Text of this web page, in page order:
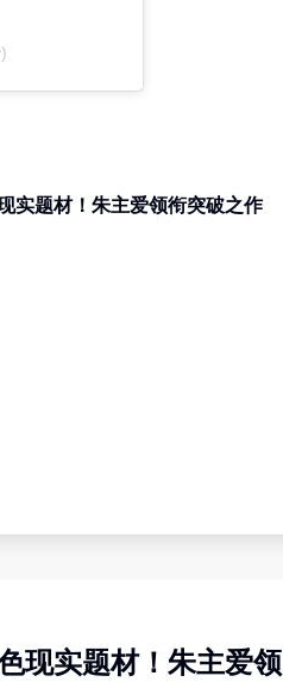
实题材！朱主爱领衔突破之作
现实题材！朱主爱领